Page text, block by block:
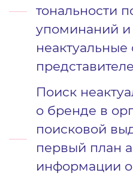
тональности
упоминаний и
Поиск
о бренде в
поисковой
первый план
информации